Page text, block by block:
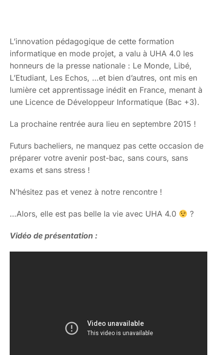
L’innovation pédagogique de cette formation
informatique en mode projet, a valu à UHA 4.0 les
honneurs de la presse nationale : Le Monde, Libé,
L’Etudiant, Les Echos, …et bien d’autres, ont mis en
lumière cet apprentissage inédit en France, menant à
une Licence de Développeur Informatique (Bac +3).
La prochaine rentrée aura lieu en septembre 2015 !
Futurs bacheliers, ne manquez pas cette occasion de
préparer votre avenir post-bac, sans cours, sans
exams et sans stress !
N’hésitez pas et venez à notre rencontre !
…Alors, elle est pas belle la vie avec UHA 4.0 ?
Vidéo de présentation :